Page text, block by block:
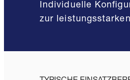
Individuelle
zur